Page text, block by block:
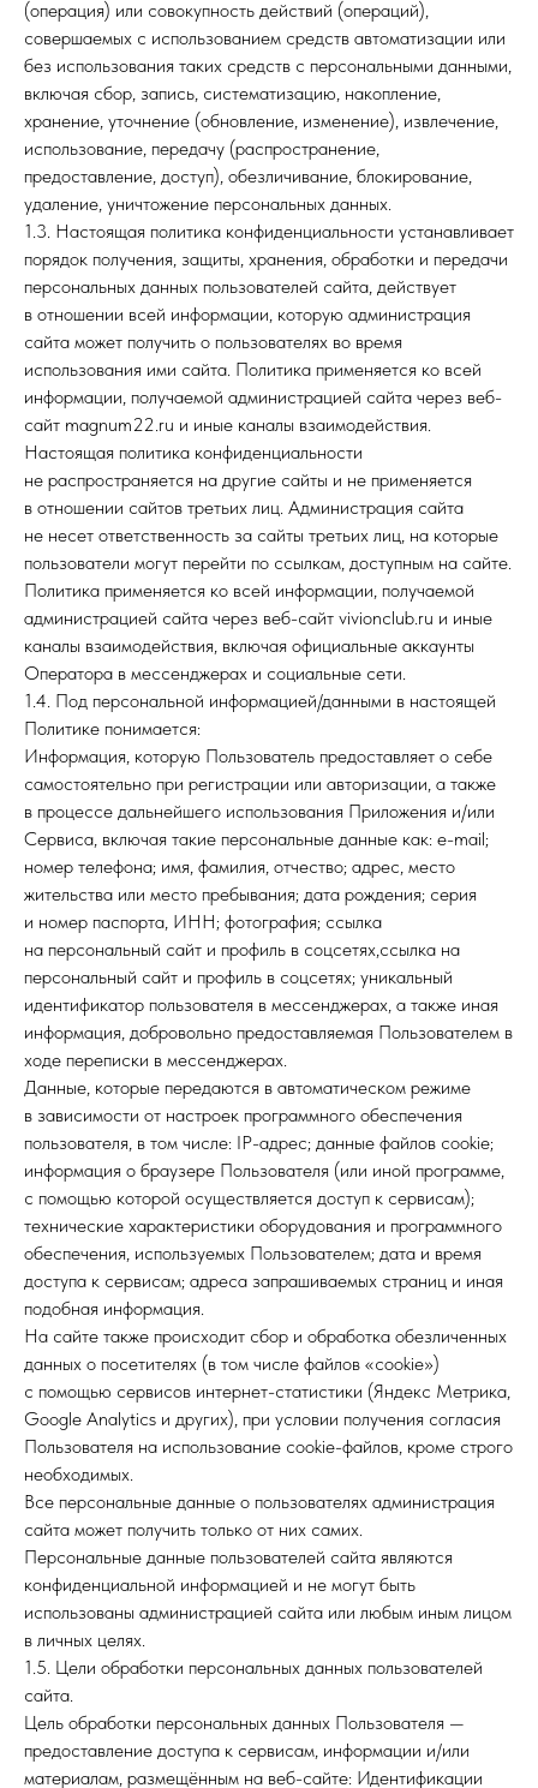
(операция) или совокупность действий (операций),
совершаемых с использованием средств автоматизации или
без использования таких средств с персональными данными,
включая сбор, запись, систематизацию, накопление,
хранение, уточнение (обновление, изменение), извлечение,
использование, передачу (распространение,
предоставление, доступ), обезличивание, блокирование,
удаление, уничтожение персональных данных.
1.3. Настоящая политика конфиденциальности устанавливает
порядок получения, защиты, хранения, обработки и передачи
персональных данных пользователей сайта, действует
в отношении всей информации, которую администрация
сайта может получить о пользователях во время
использования ими сайта. Политика применяется ко всей
информации, получаемой администрацией сайта через веб-
сайт magnum22.ru и иные каналы взаимодействия.
Настоящая политика конфиденциальности
не распространяется на другие сайты и не применяется
в отношении сайтов третьих лиц. Администрация сайта
не несет ответственность за сайты третьих лиц, на которые
пользователи могут перейти по ссылкам, доступным на сайте.
Политика применяется ко всей информации, получаемой
администрацией сайта через веб-сайт vivionclub.ru и иные
каналы взаимодействия, включая официальные аккаунты
Оператора в мессенджерах и социальные сети.
1.4. Под персональной информацией/данными в настоящей
Политике понимается:
Информация, которую Пользователь предоставляет о себе
самостоятельно при регистрации или авторизации, а также
в процессе дальнейшего использования Приложения и/или
Сервиса, включая такие персональные данные как: e-mail;
номер телефона; имя, фамилия, отчество; адрес, место
жительства или место пребывания; дата рождения; серия
и номер паспорта, ИНН; фотография; ссылка
на персональный сайт и профиль в соцсетях,ссылка на
персональный сайт и профиль в соцсетях; уникальный
идентификатор пользователя в мессенджерах, а также иная
информация, добровольно предоставляемая Пользователем в
ходе переписки в мессенджерах.
Данные, которые передаются в автоматическом режиме
в зависимости от настроек программного обеспечения
пользователя, в том числе: IP-адрес; данные файлов cookie;
информация о браузере Пользователя (или иной программе,
с помощью которой осуществляется доступ к сервисам);
технические характеристики оборудования и программного
обеспечения, используемых Пользователем; дата и время
доступа к сервисам; адреса запрашиваемых страниц и иная
подобная информация.
На сайте также происходит сбор и обработка обезличенных
данных о посетителях (в том числе файлов «cookie»)
с помощью сервисов интернет-статистики (Яндекс Метрика,
Google Analytics и других), при условии получения согласия
Пользователя на использование cookie-файлов, кроме строго
необходимых.
Все персональные данные о пользователях администрация
сайта может получить только от них самих.
Персональные данные пользователей сайта являются
конфиденциальной информацией и не могут быть
использованы администрацией сайта или любым иным лицом
в личных целях.
1.5. Цели обработки персональных данных пользователей
сайта.
Цель обработки персональных данных Пользователя —
предоставление доступа к сервисам, информации и/или
материалам, размещённым на веб-сайте: Идентификации